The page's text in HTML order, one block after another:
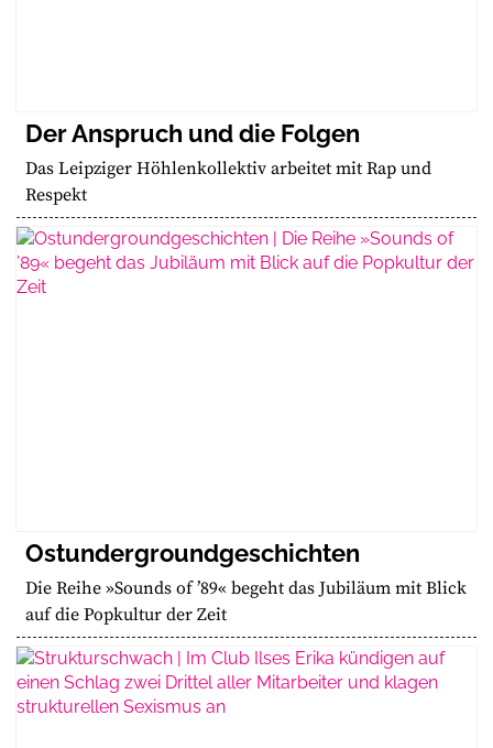
Der Anspruch und die Folgen
Das Leipziger Höhlenkollektiv arbeitet mit Rap und
Respekt
Ostundergroundgeschichten
Die Reihe »Sounds of ’89« begeht das Jubiläum mit Blick
auf die Popkultur der Zeit